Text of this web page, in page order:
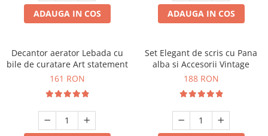
ADAUGA IN COS ADAUGA IN COS
Decantor aerator Lebada cu
bile de curatare Art statement
161 RON
Set Elegant de scris cu Pana
alba si Accesorii Vintage
188 RON